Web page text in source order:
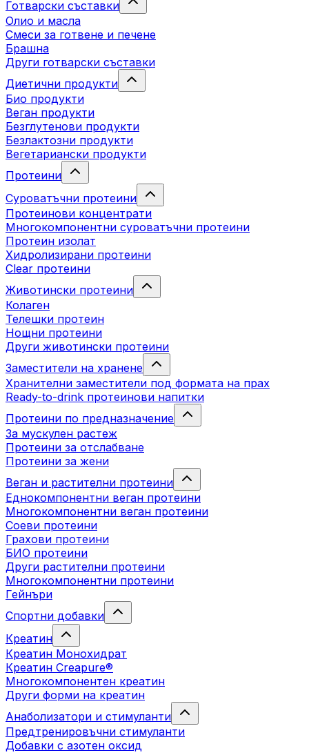
Готварски съставки
Олио и масла
Смеси за готвене и печене
Брашна
Други готварски съставки
Диетични продукти
Био продукти
Веган продукти
Безглутенови продукти
Безлактозни продукти
Вегетариански продукти
Протеини
Суроватъчни протеини
Протеинови концентрати
Многокомпонентни суроватъчни протеини
Протеин изолат
Хидролизирани протеини
Clear протеини
Животински протеини
Колаген
Телешки протеин
Нощни протеини
Други животински протеини
Заместители на хранене
Хранителни заместители под формата на прах
Ready-to-drink протеинови напитки
Протеини по предназначение
За мускулен растеж
Протеини за отслабване
Протеини за жени
Веган и растителни протеини
Еднокомпонентни веган протеини
Многокомпонентни веган протеини
Соеви протеини
Грахови протеини
БИО протеини
Други растителни протеини
Многокомпонентни протеини
Гейнъри
Спортни добавки
Креатин
Креатин Монохидрат
Креатин Creapure®
Многокомпонентен креатин
Други форми на креатин
Анаболизатори и стимуланти
Предтренировъчни стимуланти
Добавки с азотен оксид